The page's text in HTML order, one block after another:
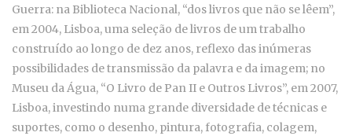
Guerra: na Biblioteca Nacional, “dos livros que não se lêem”,
em 2004, Lisboa, uma seleção de livros de um trabalho
construído ao longo de dez anos, reflexo das inúmeras
possibilidades de transmissão da palavra e da imagem; no
Museu da Água, “O Livro de Pan II e Outros Livros”, em 2007,
Lisboa, investindo numa grande diversidade de técnicas e
suportes, como o desenho, pintura, fotografia, colagem,